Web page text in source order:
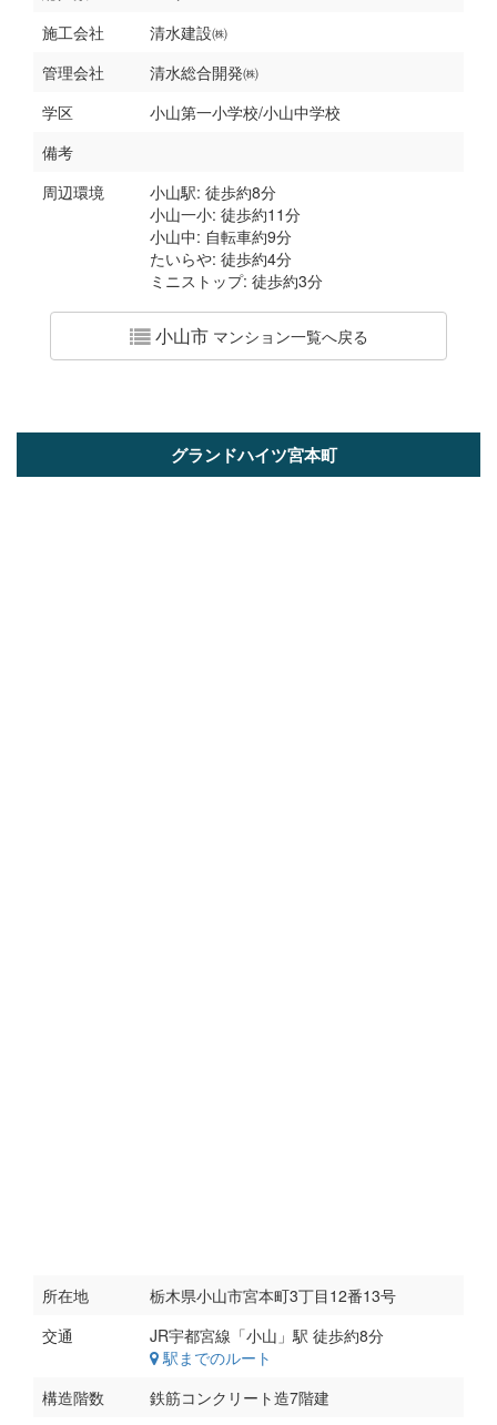
施工会社
清水建設㈱
管理会社
清水総合開発㈱
学区
小山第一小学校/小山中学校
備考
周辺環境
小山駅: 徒歩約8分
小山一小: 徒歩約11分
小山中: 自転車約9分
たいらや: 徒歩約4分
ミニストップ: 徒歩約3分
小山市マンション一覧へ戻る
グランドハイツ宮本町
所在地
栃木県小山市宮本町3丁目12番13号
交通
駅までのルート
構造階数
鉄筋コンクリート造7階建